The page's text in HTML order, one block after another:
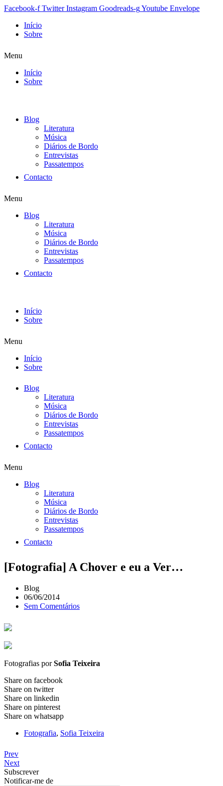
Facebook-f Twitter Instagram Goodreads-gYoutube Envelope
Início
Sobre
Menu
Início
Sobre
Blog
Literatura
Música
Diários de Bordo
Entrevistas
Passatempos
Contacto
Menu
Blog
Literatura
Música
Diários de Bordo
Entrevistas
Passatempos
Contacto
Início
Sobre
Menu
Início
Sobre
Blog
Literatura
Música
Diários de Bordo
Entrevistas
Passatempos
Contacto
Menu
Blog
Literatura
Música
Diários de Bordo
Entrevistas
Passatempos
Contacto
[Fotografia] A Chover e eu a Ver…
Blog
06/06/2014
Sem Comentários
Fotografias porSofia Teixeira
Share on facebook
Share on twitter
Share on linkedin
Share on pinterest
Share on whatsapp
Fotografia, Sofia Teixeira
Prev
Next
Subscrever
Notificar-me de